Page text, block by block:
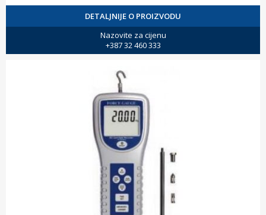
DETALJNIJE O PROIZVODU
Nazovite za cijenu
+387 32 460 333